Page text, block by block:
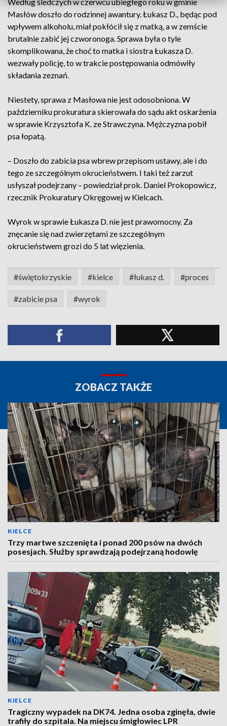
Masłów doszło do rodzinnej awantury. Łukasz D., będąc pod
wpływem alkoholu, miał pokłócił się z matką, a w zemście
brutalnie zabić jej czworonoga. Sprawa była o tyle
skomplikowana, że choć to matka i siostra Łukasza D.
wezwały policję, to w trakcie postępowania odmówiły
składania zeznań.
Niestety, sprawa z Masłowa nie jest odosobniona. W
październiku prokuratura skierowała do sądu akt oskarżenia
w sprawie Krzysztofa K. ze Strawczyna. Mężczyzna pobił
psa łopatą.
– Doszło do zabicia psa wbrew przepisom ustawy, ale i do
tego ze szczególnym okrucieństwem. I taki też zarzut
usłyszał podejrzany – powiedział prok. Daniel Prokopowicz,
rzecznik Prokuratury Okręgowej w Kielcach.
Wyrok w sprawie Łukasza D. nie jest prawomocny. Za
znęcanie się nad zwierzętami ze szczególnym
okrucieństwem grozi do 5 lat więzienia.
#świętokrzyskie #kielce #łukasz d. #proces
#zabicie psa #wyrok
ZOBACZ TAKŻE
KIELCE
Trzy martwe szczenięta i ponad 200 psów na dwóch
posesjach. Służby sprawdzają podejrzaną hodowlę
KIELCE
Tragiczny wypadek na DK74. Jedna osoba zginęła, dwie
trafiły do szpitala. Na miejscu śmigłowiec LPR